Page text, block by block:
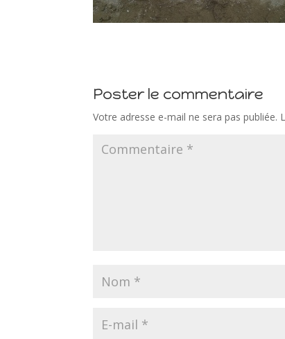
Poster le commentaire
Votre adresse e-mail ne sera pas publiée.